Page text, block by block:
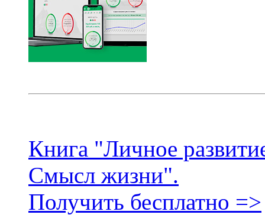
Книга "Личное
Смысл жизни".
Получить бесплатно =>